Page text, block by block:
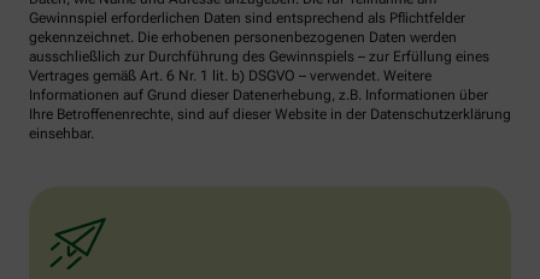
Gewinnspiel erforderlichen Daten sind entsprechend als Pflichtfelder
gekennzeichnet. Die erhobenen personenbezogenen Daten werden
ausschließlich zur Durchführung des Gewinnspiels – zur Erfüllung eines
Vertrages gemäß Art. 6 Nr. 1 lit. b) DSGVO – verwendet. Weitere
Informationen auf Grund dieser Datenerhebung, z.B. Informationen über
Ihre Betroffenenrechte, sind auf dieser Website in der Datenschutzerklärung
einsehbar.